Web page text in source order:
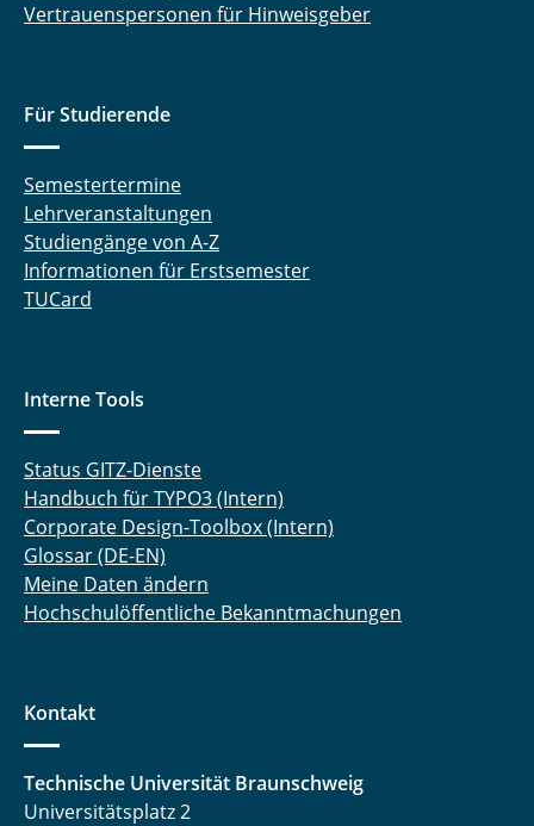
Vertrauenspersonen für Hinweisgeber
Für Studierende
Semestertermine
Lehrveranstaltungen
Studiengänge von A-Z
Informationen für Erstsemester
TUCard
Interne Tools
Status GITZ-Dienste
Handbuch für TYPO3 (Intern)
Corporate Design-Toolbox (Intern)
Glossar (DE-EN)
Meine Daten ändern
Hochschulöffentliche Bekanntmachungen
Kontakt
Technische Universität Braunschweig
Universitätsplatz 2